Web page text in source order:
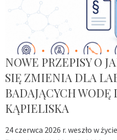
NOWE PRZEPISY O
SIĘ ZMIENIA DLA
BADAJĄCYCH WODĘ
KĄPIELISKA
24 czerwca 2026 r. weszło w